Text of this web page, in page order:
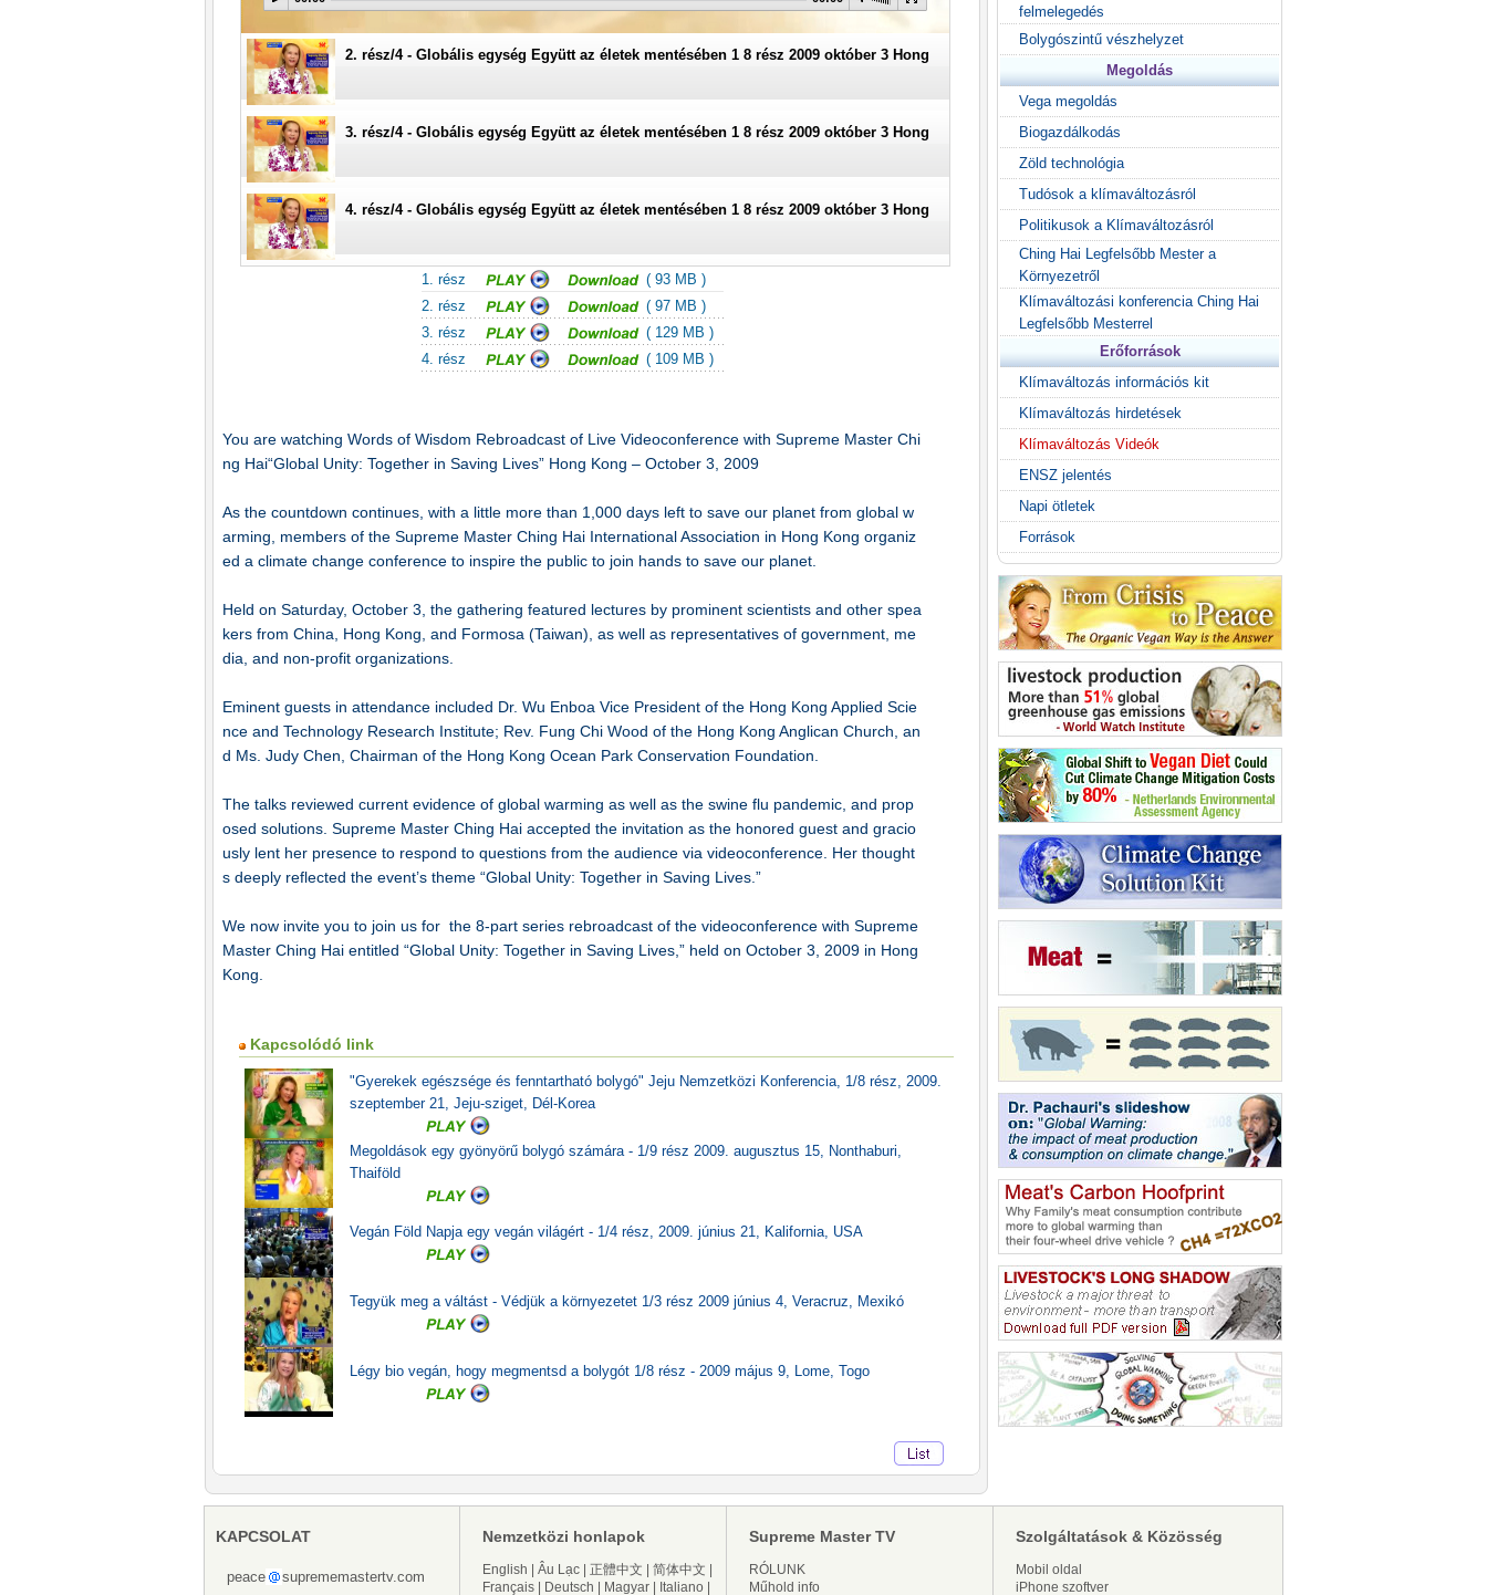
2. rész/4 - Globális egység Együtt az életek mentésében 1 8 rész 2009 október 3 Hong
3. rész/4 - Globális egység Együtt az életek mentésében 1 8 rész 2009 október 3 Hong
4. rész/4 - Globális egység Együtt az életek mentésében 1 8 rész 2009 október 3 Hong
1. rész
( 93 MB )
2. rész
( 97 MB )
3. rész
( 129 MB )
4. rész
( 109 MB )
You are watching Words of Wisdom Rebroadcast of Live Videoconference with Supreme Master Chi
ng Hai“Global Unity: Together in Saving Lives” Hong Kong – October 3, 2009
As the countdown continues, with a little more than 1,000 days left to save our planet from global w
arming, members of the Supreme Master Ching Hai International Association in Hong Kong organiz
ed a climate change conference to inspire the public to join hands to save our planet.
Held on Saturday, October 3, the gathering featured lectures by prominent scientists and other spea
kers from China, Hong Kong, and Formosa (Taiwan), as well as representatives of government, me
dia, and non-profit organizations.
Eminent guests in attendance included Dr. Wu Enboa Vice President of the Hong Kong Applied Scie
nce and Technology Research Institute; Rev. Fung Chi Wood of the Hong Kong Anglican Church, an
d Ms. Judy Chen, Chairman of the Hong Kong Ocean Park Conservation Foundation.
The talks reviewed current evidence of global warming as well as the swine flu pandemic, and prop
osed solutions. Supreme Master Ching Hai accepted the invitation as the honored guest and gracio
usly lent her presence to respond to questions from the audience via videoconference. Her thought
s deeply reflected the event’s theme “Global Unity: Together in Saving Lives.”
We now invite you to join us for the 8-part series rebroadcast of the videoconference with Supreme
Master Ching Hai entitled “Global Unity: Together in Saving Lives,” held on October 3, 2009 in Hong
Kong.
Kapcsolódó link
"Gyerekek egészsége és fenntartható bolygó" Jeju Nemzetközi Konferencia, 1/8 rész, 2009.
szeptember 21, Jeju-sziget, Dél-Korea
Megoldások egy gyönyörű bolygó számára - 1/9 rész 2009. augusztus 15, Nonthaburi,
Thaiföld
Vegán Föld Napja egy vegán világért - 1/4 rész, 2009. június 21, Kalifornia, USA
Tegyük meg a váltást - Védjük a környezetet 1/3 rész 2009 június 4, Veracruz, Mexikó
Légy bio vegán, hogy megmentsd a bolygót 1/8 rész - 2009 május 9, Lome, Togo
felmelegedés
Bolygószintű vészhelyzet
Megoldás
Vega megoldás
Biogazdálkodás
Zöld technológia
Tudósok a klímaváltozásról
Politikusok a Klímaváltozásról
Ching Hai Legfelsőbb Mester a
Környezetről
Klímaváltozási konferencia Ching Hai
Legfelsőbb Mesterrel
Erőforrások
Klímaváltozás információs kit
Klímaváltozás hirdetések
Klímaváltozás Videók
ENSZ jelentés
Napi ötletek
Források
KAPCSOLAT
peace suprememastertv.com
Nemzetközi honlapok
English Âu Lạc 正體中文 简体中文
Français
Deutsch Magyar Italiano
Supreme Master TV
RÓLUNK
Műhold info
Szolgáltatások & Közösség
Mobil oldal
iPhone szoftver